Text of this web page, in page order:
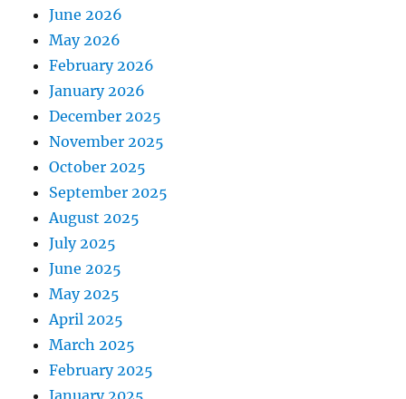
June 2026
May 2026
February 2026
January 2026
December 2025
November 2025
October 2025
September 2025
August 2025
July 2025
June 2025
May 2025
April 2025
March 2025
February 2025